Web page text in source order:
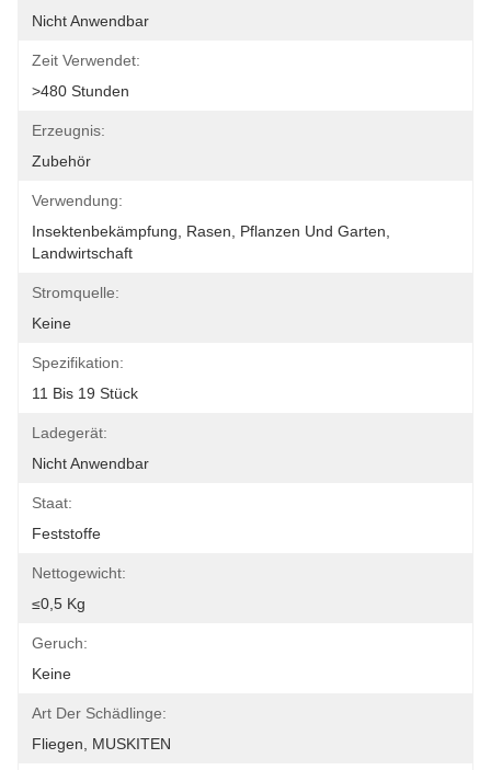
Nicht Anwendbar
Zeit Verwendet:
>480 Stunden
Erzeugnis:
Zubehör
Verwendung:
Insektenbekämpfung, Rasen, Pflanzen Und Garten,
Landwirtschaft
Stromquelle:
Keine
Spezifikation:
11 Bis 19 Stück
Ladegerät:
Nicht Anwendbar
Staat:
Feststoffe
Nettogewicht:
≤0,5 Kg
Geruch:
Keine
Art Der Schädlinge:
Fliegen, MUSKITEN